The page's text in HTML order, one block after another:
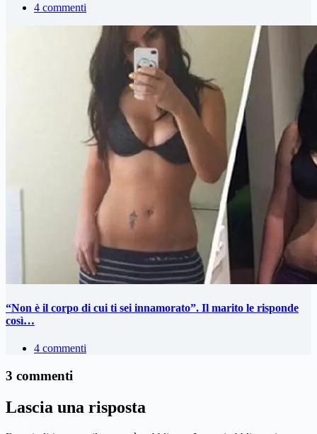
4 commenti
“Non è il corpo di cui ti sei innamorato”. Il marito le risponde
così…
4 commenti
3 commenti
Lascia una risposta